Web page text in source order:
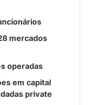
mercados
operadas
em capital
private